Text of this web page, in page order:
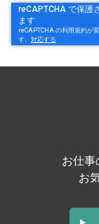
お仕事
お